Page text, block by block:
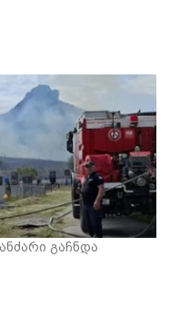
გაჩნდა